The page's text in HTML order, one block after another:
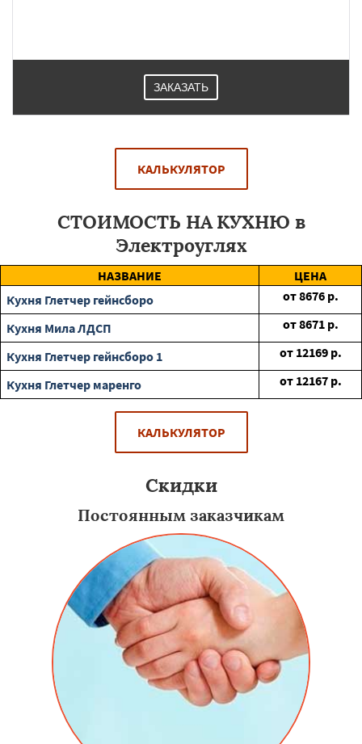
ЗАКАЗАТЬ
КАЛЬКУЛЯТОР
СТОИМОСТЬ НА КУХНЮ в
Электроуглях
НАЗВАНИЕ
ЦЕНА
Кухня Глетчер гейнсборо
от8676 р.
Кухня Мила ЛДСП
от8671 р.
Кухня Глетчер гейнсборо 1
от 12169 р.
Кухня Глетчер маренго
от 12167 р.
КАЛЬКУЛЯТОР
Скидки
Постоянным заказчикам